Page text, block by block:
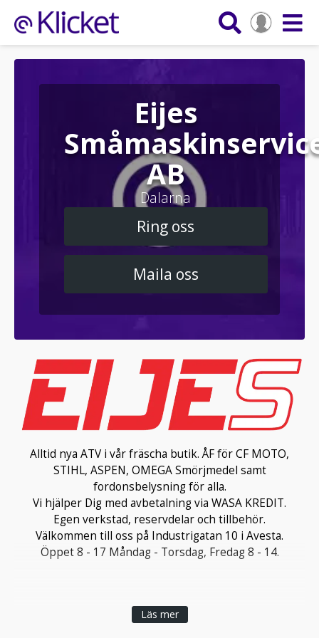
Eijes
AB
Dalarna
Ring oss
Maila oss
Alltid nya ATV i vår fräscha butik. ÅF för CF MOTO,
STIHL, ASPEN, OMEGA Smörjmedel samt
fordonsbelysning för alla.
Vi hjälper Dig med avbetalning via WASA KREDIT.
Egen verkstad, reservdelar och tillbehör.
Välkommen till oss på Industrigatan 10 i Avesta.
Öppet 8 - 17 Måndag - Torsdag, Fredag 8 - 14.
Läs mer